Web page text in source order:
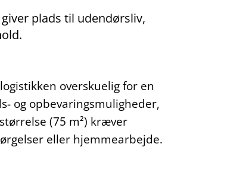
plads til udendørsliv,
overskuelig for en
og opbevaringsmuligheder,
(75 m²) kræver
eller hjemmearbejde.